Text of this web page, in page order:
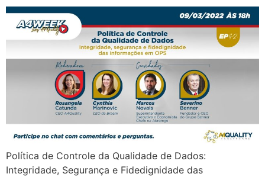
Política de Controle da Qualidade de Dados:
Integridade, Segurança e Fidedignidade das